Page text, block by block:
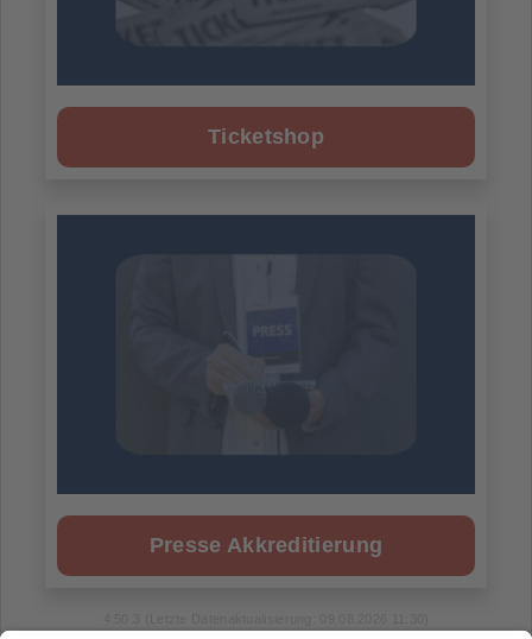
Ticketshop
Presse Akkreditierung